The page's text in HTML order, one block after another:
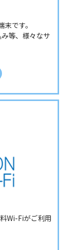
です。
等、様々なサ
Wi-Fiがご利用